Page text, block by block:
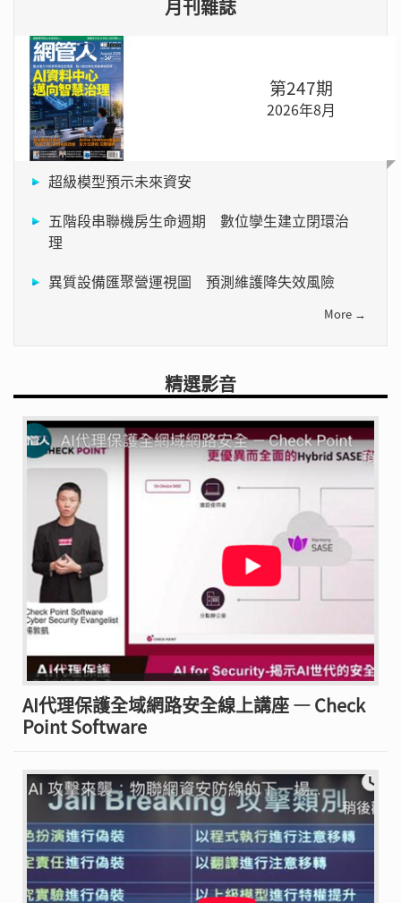
月刊雜誌
第247期
2026年8月
超級模型預示未來資安
五階段串聯機房生命週期 數位孿生建立閉環治
理
異質設備匯聚營運視圖 預測維護降失效風險
More →
精選影音
AI代理保護全域網路安全線上講座 — Check
Point Software